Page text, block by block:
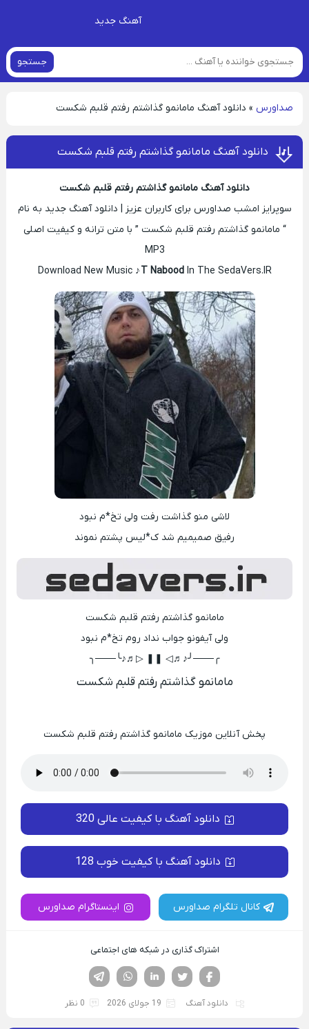
آهنگ جدید
جستجو
صداورس » دانلود آهنگ مامانمو گذاشتم رفتم قلبم شکست
دانلود آهنگ مامانمو گذاشتم رفتم قلبم شکست
دانلود آهنگ مامانمو گذاشتم رفتم قلبم شکست
سوپرایز امشب صداورس برای کاربران عزیز | دانلود آهنگ جدید به نام
“ مامانمو گذاشتم رفتم قلبم شکست ” با متن ترانه و کیفیت اصلی
MP3
Download New Music ♪ T NaboodIn The SedaVers.IR
لاشی منو گذاشت رفت ولی تخ*م نبود
رفیق صمیمیم شد ک*لیس پشتم نموند
مامانمو گذاشتم رفتم قلبم شکست
ولی آیفونو جواب نداد روم تخ*م نبود
╭───╯♪♬◁ ❚❚ ▷♬♪╰───╮
مامانمو گذاشتم رفتم قلبم شکست
پخش آنلاین موزیک مامانمو گذاشتم رفتم قلبم شکست
دانلود آهنگ با کیفیت عالی 320
دانلود آهنگ با کیفیت خوب 128
کانال تلگرام صداورس اینستاگرام صداورس
اشتراک گذاری در شبکه های اجتماعی
لینکدین تویتر
فیسوک
دانلود آهنگ 19 جولای 2026 0 نظر